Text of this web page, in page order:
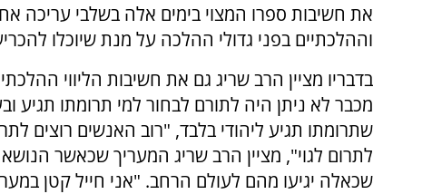
את חשיבות ספרו המצוי בימים אלה בשלבי עריכה
וההלכתיים בפני גדולי ההלכה על מנת שיוכלו
בדבריו מציין הרב שריג גם את חשיבות הליווי
מכבר לא ניתן היה לתורם לבחור למי תרומתו תגיע
שתרומתו תגיע ליהודי בלבד, "רוב האנשים רוצים
לתרום לגוי", מציין הרב שריג המעריך שכאשר
שכאלה יגיעו מהם לעולם הרחב. "אני חייל קטן